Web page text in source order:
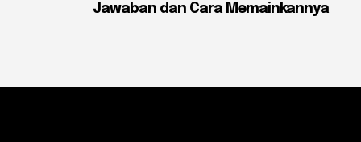
Jawaban dan Cara Memainkannya